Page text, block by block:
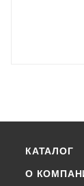
КАТАЛОГ
О